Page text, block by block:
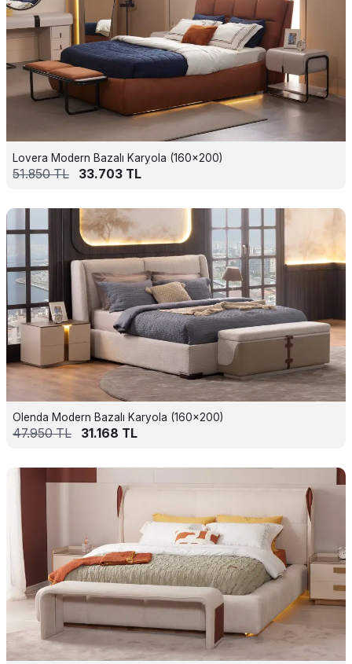
Lovera Modern Bazalı Karyola (160x200)
51.850TL 33.703 TL
Olenda Modern Bazalı Karyola (160x200)
47.950TL 31.168 TL